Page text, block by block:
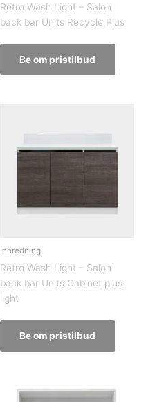
Retro Wash Light – Salon
back bar Units Recycle Plus
Be om pristilbud
Innredning
Retro Wash Light – Salon
back bar Units Cabinet plus
light
Be om pristilbud